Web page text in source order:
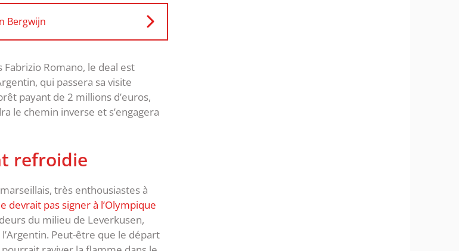
Bergwijn
Romano, le deal est
qui passera sa visite
payant de 2 millions d’euros,
le chemin inverse et s’engagera
refroidie
très enthousiastes à
devrait pas signer à l’Olympique
du milieu de Leverkusen,
Peut-être que le départ